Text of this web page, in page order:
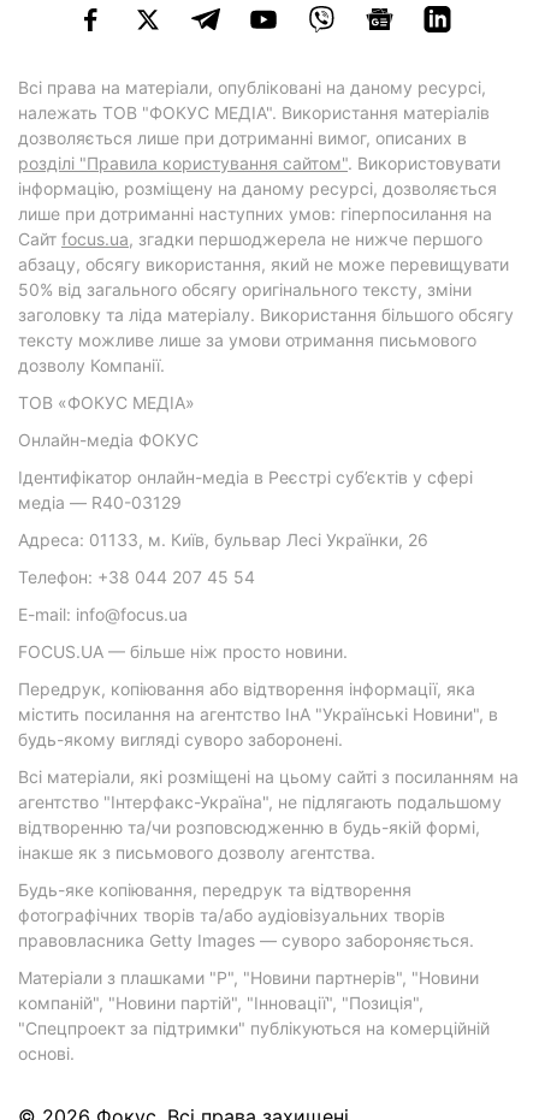
Всі права на матеріали, опубліковані на даному ресурсі,
належать ТОВ "ФОКУС МЕДІА". Використання матеріалів
дозволяється лише при дотриманні вимог, описаних в
розділі "Правила користування сайтом". Використовувати
інформацію, розміщену на даному ресурсі, дозволяється
лише при дотриманні наступних умов: гіперпосилання на
Cайт focus.ua, згадки першоджерела не нижче першого
абзацу, обсягу використання, який не може перевищувати
50% від загального обсягу оригінального тексту, зміни
заголовку та ліда матеріалу. Використання більшого обсягу
тексту можливе лише за умови отримання письмового
дозволу Компанії.
ТОВ «ФОКУС МЕДІА»
Онлайн-медіа ФОКУС
Ідентифікатор онлайн-медіа в Реєстрі суб’єктів у сфері
медіа — R40-03129
Адреса: 01133, м. Київ, бульвар Лесі Українки, 26
Телефон: +38 044 207 45 54
E-mail: info@focus.ua
FOCUS.UA — більше ніж просто новини.
Передрук, копіювання або відтворення інформації, яка
містить посилання на агентство ІнА "Українські Новини", в
будь-якому вигляді суворо заборонені.
Всі матеріали, які розміщені на цьому сайті з посиланням на
агентство "Інтерфакс-Україна", не підлягають подальшому
відтворенню та/чи розповсюдженню в будь-якій формі,
інакше як з письмового дозволу агентства.
Будь-яке копіювання, передрук та відтворення
фотографічних творів та/або аудіовізуальних творів
правовласника Getty Images — суворо забороняється.
Матеріали з плашками "Р", "Новини партнерів", "Новини
компаній", "Новини партій", "Інновації", "Позиція",
"Спецпроект за підтримки" публікуються на комерційній
основі.